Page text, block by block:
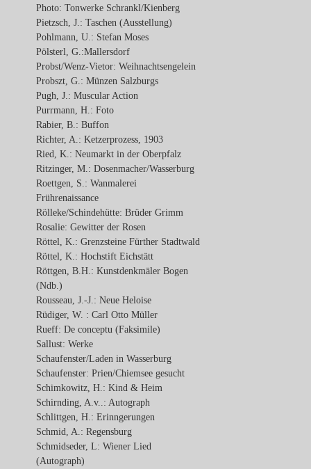
Photo: Tonwerke Schrankl/Kienberg
Pietzsch, J.: Taschen (Ausstellung)
Pohlmann, U.: Stefan Moses
Pölsterl, G.:Mallersdorf
Probst/Wenz-Vietor: Weihnachtsengelein
Probszt, G.: Münzen Salzburgs
Pugh, J.: Muscular Action
Purrmann, H.: Foto
Rabier, B.: Buffon
Richter, A.: Ketzerprozess, 1903
Ried, K.: Neumarkt in der Oberpfalz
Ritzinger, M.: Dosenmacher/Wasserburg
Roettgen, S.: Wanmalerei
Frührenaissance
Rölleke/Schindehütte: Brüder Grimm
Rosalie: Gewitter der Rosen
Röttel, K.: Grenzsteine Fürther Stadtwald
Röttel, K.: Hochstift Eichstätt
Röttgen, B.H.: Kunstdenkmäler Bogen
(Ndb.)
Rousseau, J.-J.: Neue Heloise
Rüdiger, W. : Carl Otto Müller
Rueff: De conceptu (Faksimile)
Sallust: Werke
Schaufenster/Laden in Wasserburg
Schaufenster: Prien/Chiemsee gesucht
Schimkowitz, H.: Kind & Heim
Schirnding, A.v..: Autograph
Schlittgen, H.: Erinngerungen
Schmid, A.: Regensburg
Schmidseder, L: Wiener Lied
(Autograph)